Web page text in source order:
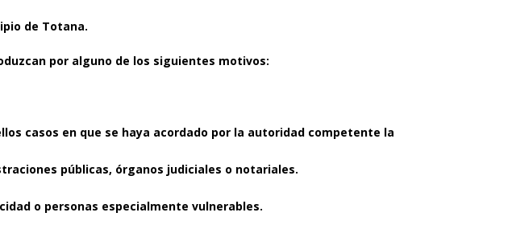
de Totana.
por alguno de los siguientes motivos:
casos en que se haya acordado por la autoridad competente la
públicas, órganos judiciales o notariales.
o personas especialmente vulnerables.